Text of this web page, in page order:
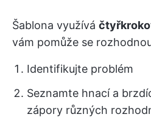
Šablona využívá
vám pomůže se
Identifikujte problém
Seznamte hnací a
zápory různých